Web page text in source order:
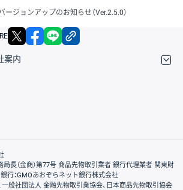
ージョンアップのお知らせ（Ver.2.5.0）
X facebook
案内
長（金商）第77号 商品先物取引業者 銀行代理業者 関東財
銀行：GMOあおぞらネット銀行株式会社
一般社団法人 金融先物取引業協会、日本商品先物取引協会